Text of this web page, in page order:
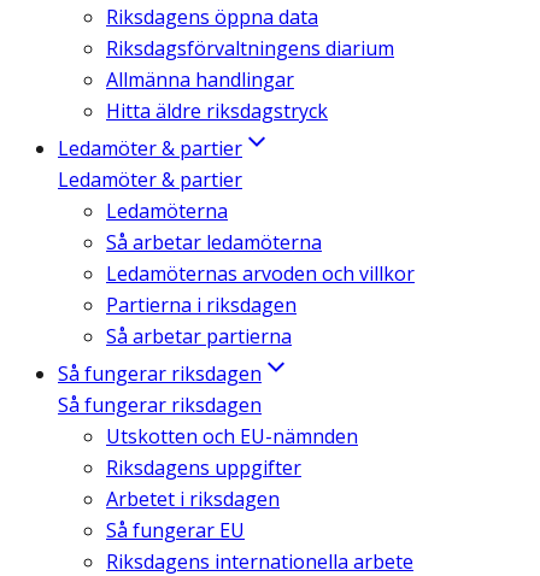
Riksdagens öppna data
Riksdagsförvaltningens diarium
Allmänna handlingar
Hitta äldre riksdagstryck
Ledamöter & partier
Ledamöter & partier
Ledamöterna
Så arbetar ledamöterna
Ledamöternas arvoden och villkor
Partierna i riksdagen
Så arbetar partierna
Så fungerar riksdagen
Så fungerar riksdagen
Utskotten och EU-nämnden
Riksdagens uppgifter
Arbetet i riksdagen
Så fungerar EU
Riksdagens internationella arbete